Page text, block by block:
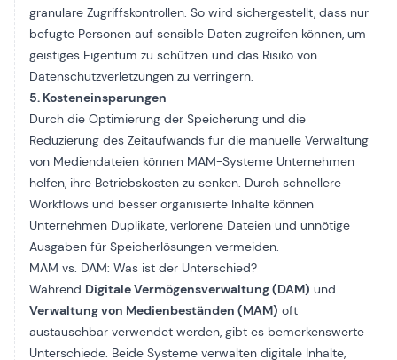
granulare Zugriffskontrollen. So wird sichergestellt, dass nur
befugte Personen auf sensible Daten zugreifen können, um
geistiges Eigentum zu schützen und das Risiko von
Datenschutzverletzungen zu verringern.
5. Kosteneinsparungen
Durch die Optimierung der Speicherung und die
Reduzierung des Zeitaufwands für die manuelle Verwaltung
von Mediendateien können MAM-Systeme Unternehmen
helfen, ihre Betriebskosten zu senken. Durch schnellere
Workflows und besser organisierte Inhalte können
Unternehmen Duplikate, verlorene Dateien und unnötige
Ausgaben für Speicherlösungen vermeiden.
MAM vs. DAM: Was ist der Unterschied?
Während Digitale Vermögensverwaltung (DAM) und
Verwaltung von Medienbeständen (MAM) oft
austauschbar verwendet werden, gibt es bemerkenswerte
Unterschiede. Beide Systeme verwalten digitale Inhalte,